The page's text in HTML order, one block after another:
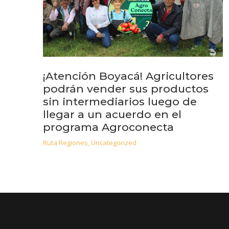
¡Atención Boyacá! Agricultores
podrán vender sus productos
sin intermediarios luego de
llegar a un acuerdo en el
programa Agroconecta
Ruta Regiones,Uncategorized